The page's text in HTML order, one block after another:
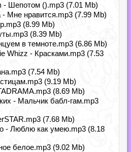
- Шепотом ().mp3 (7.01 Mb)
- Мне нравится.mp3 (7.99 Mb)
(8.99 Mb)
(8.39 Mb)
в темноте.mp3 (6.86 Mb)
Whizz - Красками.mp3 (7.53
(7.54 Mb)
(9.19 Mb)
(8.69 Mb)
- Мальчик бабл-гам.mp3
(7.68 Mb)
- Люблю как умею.mp3 (8.18
белое.mp3 (9.02 Mb)